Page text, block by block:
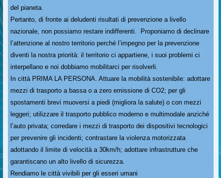
del pianeta.
Pertanto, di fronte ai deludenti risultati di prevenzione a livello
nazionale, non possiamo restare indifferenti. Proponiamo di declinare
l’attenzione al nostro territorio perché l’impegno per la prevenzione
diventi la nostra priorità: il territorio ci appartiene, i suoi problemi ci
interpellano e noi dobbiamo mobilitarci per risolverli.
In città PRIMA LA PERSONA. Attuare la mobilità sostenibile: adottare
mezzi di trasporto a bassa o a zero emissione di CO2; per gli
spostamenti brevi muoversi a piedi (migliora la salute) o con mezzi
leggeri; utilizzare il trasporto pubblico moderno e multimodale anziché
l’auto privata; corredare i mezzi di trasporto dei dispositivi tecnologici
per prevenire gli incidenti; contrastare la violenza motorizzata
adottando il limite di velocità a 30km/h; adottare infrastrutture che
garantiscano un alto livello di sicurezza.
Rendiamo le città vivibili per gli esseri umani